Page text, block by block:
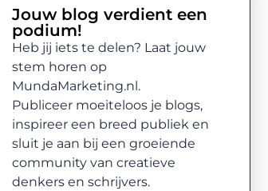
Jouw blog verdient een
podium!
Heb jij iets te delen? Laat jouw
stem horen op
MundaMarketing.nl.
Publiceer moeiteloos je blogs,
inspireer een breed publiek en
sluit je aan bij een groeiende
community van creatieve
denkers en schrijvers.